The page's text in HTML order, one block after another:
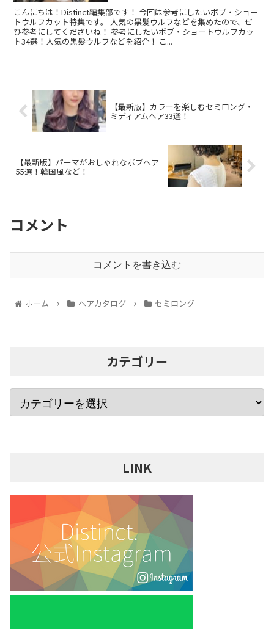
こんにちは！Distinct編集部です！ 今回は参考にしたいボブ・ショー
トウルフカット特集です。 人気の黒髪ウルフなどを集めたので、ぜ
ひ参考にしてくださいね！ 参考にしたいボブ・ショートウルフカッ
ト34選！人気の黒髪ウルフなどを紹介！ こ...
【最新版】カラーを楽しむセミロング・
ミディアムヘア33選！
【最新版】パーマがおしゃれなボブヘア
55選！韓国風など！
コメント
コメントを書き込む
ホーム ヘアカタログ セミロング
カテゴリー
LINK